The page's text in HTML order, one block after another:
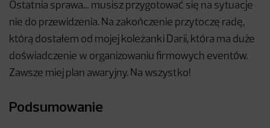
Ostatnia sprawa… musisz przygotować się na sytuacje
nie do przewidzenia. Na zakończenie przytoczę radę,
którą dostałem od mojej koleżanki Darii, która ma duże
doświadczenie w organizowaniu firmowych eventów.
Zawsze miej plan awaryjny. Na wszystko!
Podsumowanie